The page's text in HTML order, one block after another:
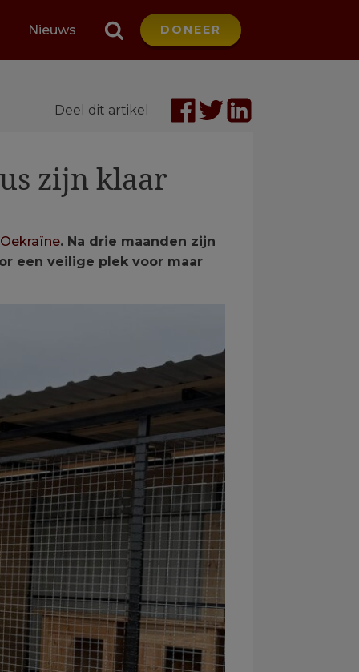
Nieuws DONEER
Deel dit artikel
zijn klaar
Oekraïne. Na drie maanden zijn
een veilige plek voor maar